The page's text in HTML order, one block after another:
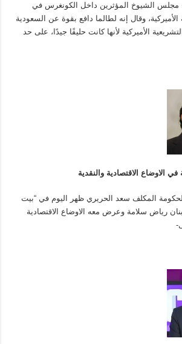
مجلس الشيوخ المؤثرين داخل الكونغرس في
وقال إنه لطالما دافع بقوة عن السعودية
الأميركية لأنها كانت حليفًا جيدًا، على حد
الاوضاع الاقتصادية والنقدية
المكلف سعد الحريري ظهر اليوم في “بيت
رياض سلامة وعرض معه الاوضاع الاقتصادية